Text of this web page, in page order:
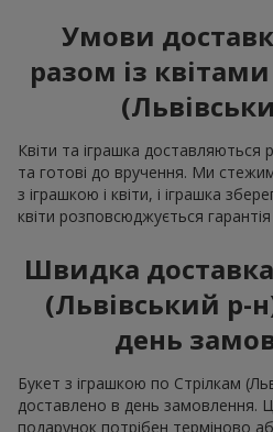
Умови
разом із
Квіти та іграшка доставляються
та готові до вручення. Ми
з іграшкою і квіти, і іграшка
квіти розповсюджується гарантія
Швидка
(Львівський р-
день
Букет з іграшкою по Стрілкам
доставлено в день замовлення.
подарунок потрібен терміново